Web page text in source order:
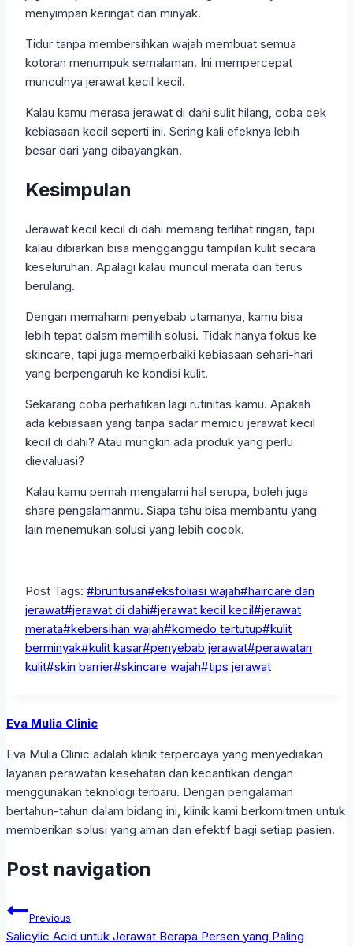
menyimpan keringat dan minyak.
Tidur tanpa membersihkan wajah membuat semua
kotoran menumpuk semalaman. Ini mempercepat
munculnya jerawat kecil kecil.
Kalau kamu merasa jerawat di dahi sulit hilang, coba cek
kebiasaan kecil seperti ini. Sering kali efeknya lebih
besar dari yang dibayangkan.
Kesimpulan
Jerawat kecil kecil di dahi memang terlihat ringan, tapi
kalau dibiarkan bisa mengganggu tampilan kulit secara
keseluruhan. Apalagi kalau muncul merata dan terus
berulang.
Dengan memahami penyebab utamanya, kamu bisa
lebih tepat dalam memilih solusi. Tidak hanya fokus ke
skincare, tapi juga memperbaiki kebiasaan sehari-hari
yang berpengaruh ke kondisi kulit.
Sekarang coba perhatikan lagi rutinitas kamu. Apakah
ada kebiasaan yang tanpa sadar memicu jerawat kecil
kecil di dahi? Atau mungkin ada produk yang perlu
dievaluasi?
Kalau kamu pernah mengalami hal serupa, boleh juga
share pengalamanmu. Siapa tahu bisa membantu yang
lain menemukan solusi yang lebih cocok.
Post Tags: #bruntusan#eksfoliasi wajah#haircare dan
jerawat#jerawat di dahi#jerawat kecil kecil#jerawat
merata#kebersihan wajah#komedo tertutup#kulit
berminyak#kulit kasar#penyebab jerawat#perawatan
kulit#skin barrier#skincare wajah#tips jerawat
Eva Mulia Clinic
Eva Mulia Clinic adalah klinik terpercaya yang menyediakan
layanan perawatan kesehatan dan kecantikan dengan
menggunakan teknologi terbaru. Dengan pengalaman
bertahun-tahun dalam bidang ini, klinik kami berkomitmen untuk
memberikan solusi yang aman dan efektif bagi setiap pasien.
Post navigation
Previous
Salicylic Acid untuk Jerawat Berapa Persen yang Paling